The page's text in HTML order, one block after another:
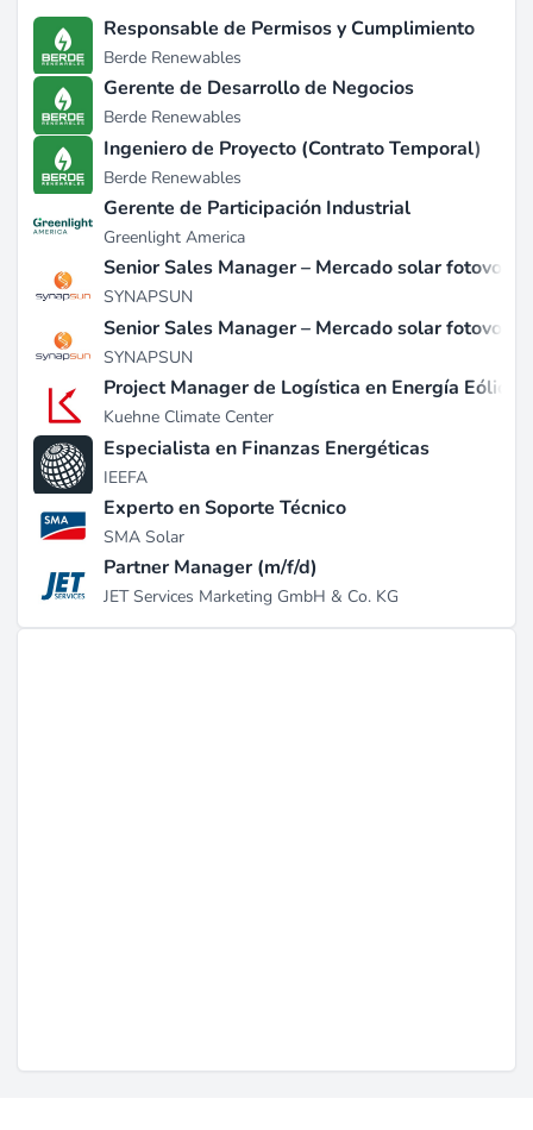
Banco Asiático de Desarrollo y varias agencias de las
Naciones Unidas, consolidando aún más su reputación
en el sector del desarrollo internacional (fuente:
devex.com).
Desarrollos Recientes
En septiembre de 2024, Alinea International publicó
su Plan de Reducción de Carbono de Canadá 2023,
reportando emisiones totales de 1,554 tCO2e, la más
alta hasta la fecha, impulsada por un crecimiento del
30% en los ingresos post-pandemia (fuente:
alineainternational.com). El plan detalla compromisos
para reducir las emisiones en un 46% para 2030 y
tiene como objetivo alcanzar Cero Neto para 2050,
reflejando la dedicación de la empresa a la
sostenibilidad (fuente:alineainternational.com). En
febrero de 2023, Alinea buscó evaluadores para su
Fase III de la Respuesta Humanitaria de Bangladesh,
indicando un compromiso continuo en proyectos
humanitarios críticos (fuente:zoominfo.com
de no haber anuncios importantes de nuevos contratos
o adquisiciones en 2024-2025, la empresa reportó un
Responsable de Permisos y Cumplimiento
Berde Renewables
Gerente de Desarrollo de Negocios
Berde Renewables
Ingeniero de Proyecto (Contrato Temporal)
Berde Renewables
Gerente de Participación Industrial
Greenlight America
Senior Sales Manager – Mercado solar
SYNAPSUN
Senior Sales Manager – Mercado solar
SYNAPSUN
Project Manager de Logística en Energía Eólica
Kuehne Climate Center
Especialista en Finanzas Energéticas
IEEFA
Experto en Soporte Técnico
SMA Solar
Partner Manager (m/f/d)
JET Services Marketing GmbH & Co. KG